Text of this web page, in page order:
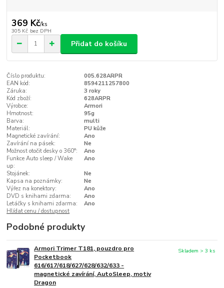
369 Kč/ks
305 Kč bez DPH
Přidat do košíku
Číslo produktu:
005.628ARPR
EAN kód:
8594211257800
Záruka:
3 roky
Kód zboží:
628ARPR
Výrobce:
Armori
Hmotnost:
95g
Barva:
multi
Materiál:
PU kůže
Magnetické zavírání:
Ano
Zavírání na pásek:
Ne
Možnost otočit desky o 360°:
Ano
Funkce Auto sleep / Wake
up:
Ano
Stojánek:
Ne
Kapsa na poznámky:
Ne
Výřez na konektory:
Ano
DVD s knihami zdarma:
Ano
Letáčky s knihami zdarma:
Ano
Hlídat cenu / dostupnost
Podobné produkty
Armori Trimer T181, pouzdro pro
Pocketbook
616/617/618/627/628/632/633 -
magnetické zavírání, AutoSleep, motiv
Dragon
Skladem > 3 ks